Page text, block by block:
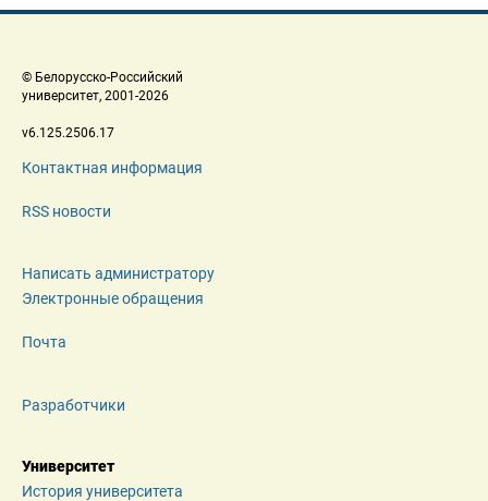
© Белорусско-Российский
университет, 2001-2026
v6.125.2506.17
Контактная информация
RSS новости
Написать администратору
Электронные обращения
Почта
Разработчики
Университет
История университета